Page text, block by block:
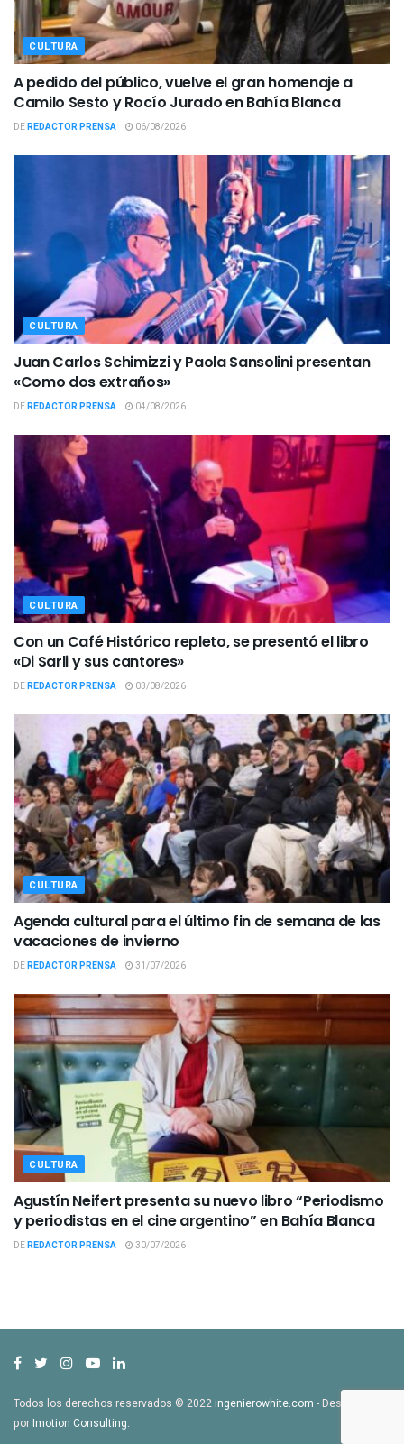
CULTURA
A pedido del público, vuelve el gran homenaje a
Camilo Sesto y Rocío Jurado en Bahía Blanca
DEREDACTOR PRENSA 06/08/2026
CULTURA
Juan Carlos Schimizzi y Paola Sansolini presentan
«Como dos extraños»
DEREDACTOR PRENSA 04/08/2026
CULTURA
Con un Café Histórico repleto, se presentó el libro
«Di Sarli y sus cantores»
DEREDACTOR PRENSA 03/08/2026
CULTURA
Agenda cultural para el último fin de semana de las
vacaciones de invierno
DEREDACTOR PRENSA 31/07/2026
CULTURA
Agustín Neifert presenta su nuevo libro “Periodismo
y periodistas en el cine argentino” en Bahía Blanca
DEREDACTOR PRENSA 30/07/2026
Todos los derechos reservados © 2022ingenierowhite.com - Desarrollado
porImotion Consulting.